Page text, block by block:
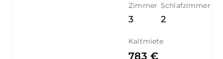
Zimmer
3
Schlafzimmer
2
Kaltmiete
783 €